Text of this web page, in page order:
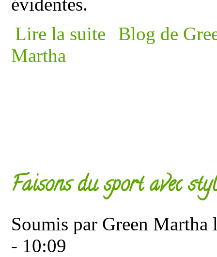
Lire la suite de Ce sont les choses les plus
Blog de
Martha
Faisons du sport avec
Soumis par Green Martha
- 10:09